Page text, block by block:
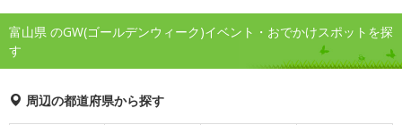
富山県 のGW(ゴールデンウィーク)イベント・おでかけスポットを探
す
周辺の都道府県から探す